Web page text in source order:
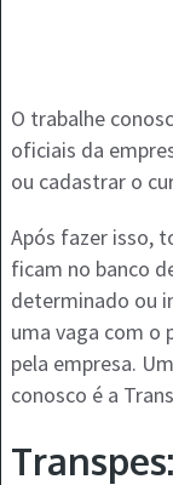
O trabalhe
oficiais da
ou cadastrar o
Após fazer isso,
ficam no banco
determinado ou
uma vaga com o
pela empresa.
conosco é a